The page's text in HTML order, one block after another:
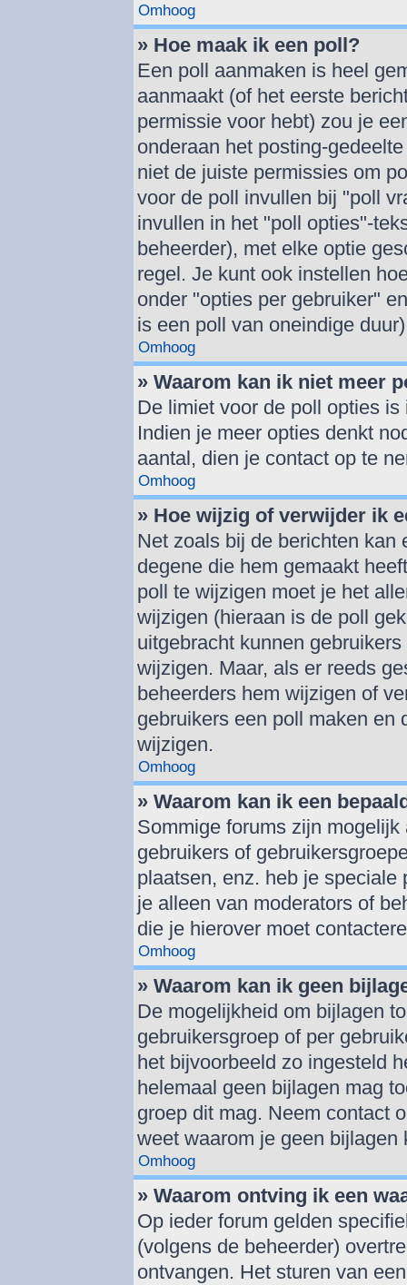
Omhoog
» Hoe maak ik een poll?
Een poll aanmaken is heel
aanmaakt (of het eerste
permissie voor hebt) zou je
onderaan het posting-
niet de juiste permissies om
voor de poll invullen bij "poll
invullen in het "poll opties"-
beheerder), met elke optie
regel. Je kunt ook instellen
onder "opties per gebruiker"
is een poll van oneindige
Omhoog
» Waarom kan ik niet meer
De limiet voor de poll opties
Indien je meer opties denkt
aantal, dien je contact op te
Omhoog
» Hoe wijzig of verwijder ik
Net zoals bij de berichten kan
degene die hem gemaakt
poll te wijzigen moet je het
wijzigen (hieraan is de poll
uitgebracht kunnen
wijzigen. Maar, als er reeds
beheerders hem wijzigen of
gebruikers een poll maken en
wijzigen.
Omhoog
» Waarom kan ik een
Sommige forums zijn
gebruikers of
plaatsen, enz. heb je
je alleen van moderators of
die je hierover moet
Omhoog
» Waarom kan ik geen
De mogelijkheid om bijlagen
gebruikersgroep of per
het bijvoorbeeld zo ingesteld
helemaal geen bijlagen mag
groep dit mag. Neem contact
weet waarom je geen bijlagen
Omhoog
» Waarom ontving ik een
Op ieder forum gelden
(volgens de beheerder)
ontvangen. Het sturen van